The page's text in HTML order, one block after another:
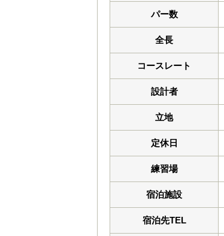
パー数
全長
コースレート
設計者
立地
定休日
練習場
宿泊施設
宿泊先TEL